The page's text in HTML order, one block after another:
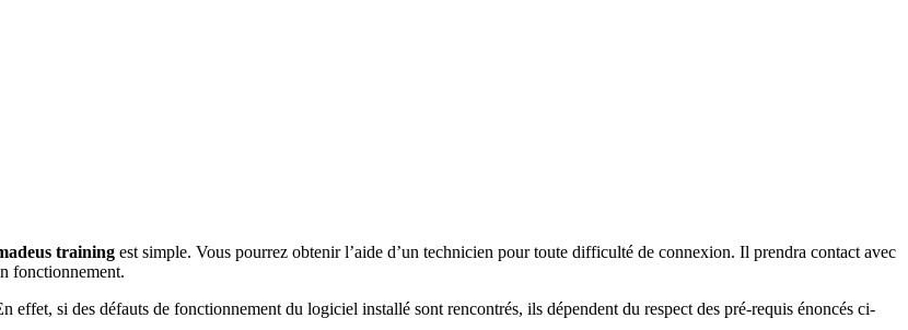
training est simple. Vous pourrez obtenir l’aide d’un technicien pour toute difficulté de connexion. Il prendra contact avec
fonctionnement.
si des défauts de fonctionnement du logiciel installé sont rencontrés, ils dépendent du respect des pré-requis énoncés ci-